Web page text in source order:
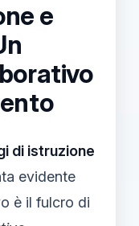
e
di istruzione
evidente
è il fulcro di